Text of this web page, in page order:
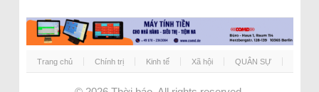
Trang chủ Chính trị Kinh tế Xã hội QUÂN SỰ